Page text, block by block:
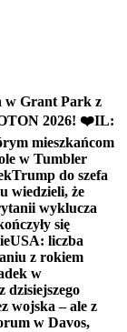
w Grant Park z
2026! ❤️IL:
mieszkańcom
w Tumbler
Trump do szefa
wiedzieli, że
wyklucza
się
USA: liczba
z rokiem
w
dzisiejszego
wojska – ale z
w Davos,